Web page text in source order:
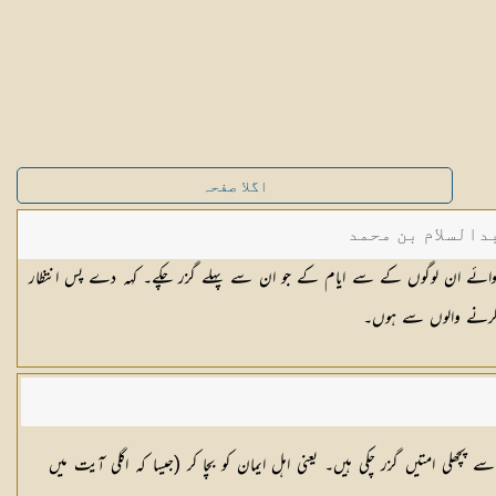
اگلا صفحہ
بن محمد
سوائے ان لوگوں کے سے ایام کے جو ان سے پہلے گزر چکے۔ کہہ دے پس انتظار
کرنے والوں سے ہوں۔
امتیں گزر چکی ہیں۔ یعنی اہل ایمان کو بچا کر (جیسا کہ اگلی آیت میں